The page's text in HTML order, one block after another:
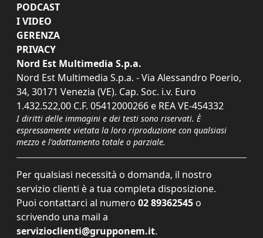
PODCAST
I VIDEO
GERENZA
PRIVACY
Nord Est Multimedia S.p.a.
Nord Est Multimedia S.p.a. - Via Alessandro Poerio,
34, 30171 Venezia (VE). Cap. Soc. i.v. Euro
1.432.522,00 C.F. 05412000266 e REA VE-454332
I diritti delle immagini e dei testi sono riservati. È
espressamente vietata la loro riproduzione con qualsiasi
mezzo e l'adattamento totale o parziale.
Per qualsiasi necessità o domanda, il nostro
servizio clienti è a tua completa disposizione.
Puoi contattarci al numero 02 89362545 o
scrivendo una mail a
servizioclienti@grupponem.it.